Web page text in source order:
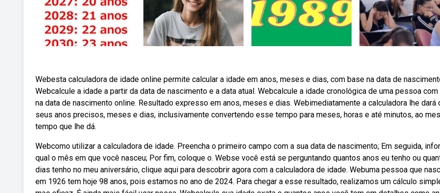
Webesta calculadora de idade online permite calcular a idade em anos, meses e dias, com base na data de
Webcalcule a idade a partir da data de nascimento e a data atual. Webcalcule a idade cronológica de uma pessoa
na data de nascimento online. Resultado expresso em anos, meses e dias. Webimediatamente a calculadora lhe dará
seus anos precisos, meses e dias, inclusivamente convertendo esse tempo para meses, horas e até minutos, ao
tempo que lhe dá.
Webcomo utilizar a calculadora de idade. Preencha o primeiro campo com a sua data de nascimento; Em seguida,
qual o mês em que você nasceu; Por fim, coloque o. Webse você está se perguntando quantos anos eu tenho ou
dias tenho no meu aniversário, clique aqui para descobrir agora com a calculadora de idade. Webuma pessoa que
em 1926 tem hoje 98 anos, pois estamos no ano de 2024. Para chegar a esse resultado, realizamos um cálculo